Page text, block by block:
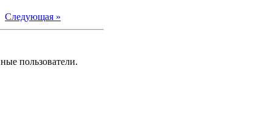
Следующая »
пользователи.